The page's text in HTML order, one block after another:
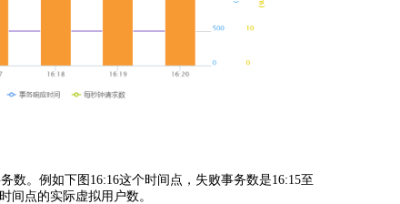
。例如下图16:16这个时间点，失败事务数是16:15至
间点的实际虚拟用户数。